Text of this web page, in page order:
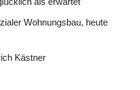
Wohnungsbau, heute
Kästner